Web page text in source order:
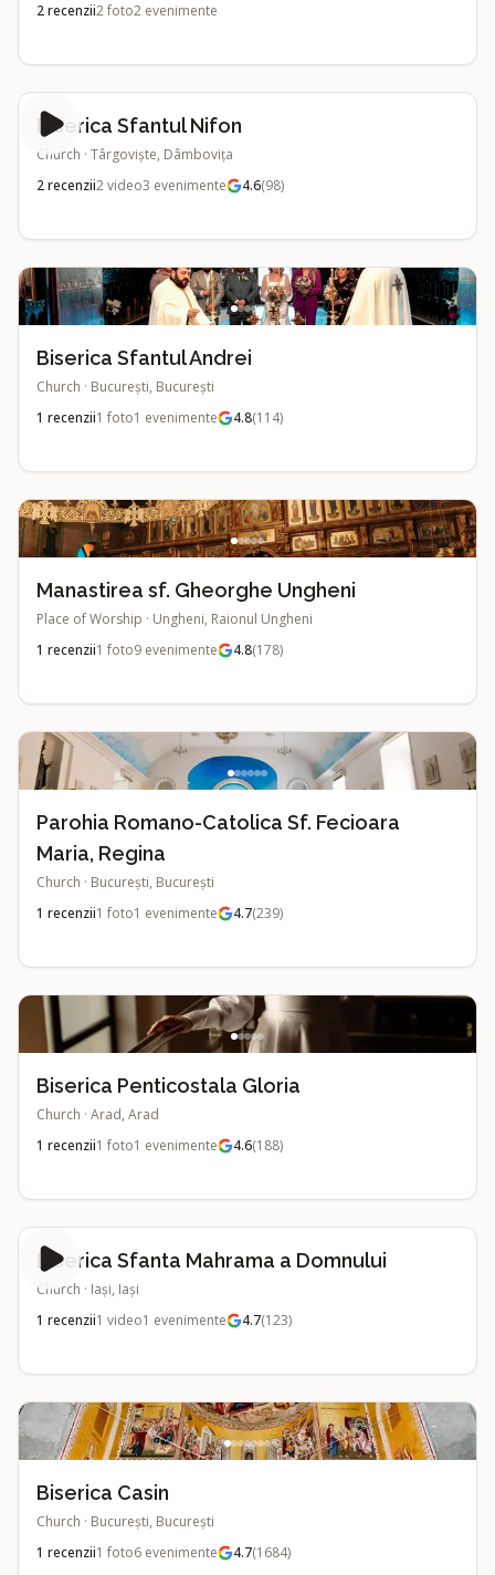
2recenzii2foto2 evenimente
Biserica Sfantul Nifon
Church · Târgoviște, Dâmbovița
2recenzii2video3 evenimente 4.6(98)
Biserica Sfantul Andrei
Church · București, București
1 recenzii1 foto1 evenimente 4.8(114)
Manastirea sf. Gheorghe Ungheni
Place of Worship · Ungheni, Raionul Ungheni
1 recenzii1 foto9 evenimente 4.8(178)
Parohia Romano-Catolica Sf. Fecioara
Maria, Regina
Church · București, București
1 recenzii1 foto1 evenimente 4.7(239)
Biserica Penticostala Gloria
Church · Arad, Arad
1 recenzii1 foto1 evenimente 4.6(188)
Biserica Sfanta Mahrama a Domnului
Church · Iași, Iași
1 recenzii1 video1 evenimente 4.7(123)
Biserica Casin
Church · București, București
1 recenzii1 foto6 evenimente 4.7(1684)